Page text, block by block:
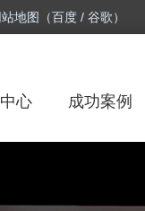
地图 （百度 / 谷歌）
心 成功案例